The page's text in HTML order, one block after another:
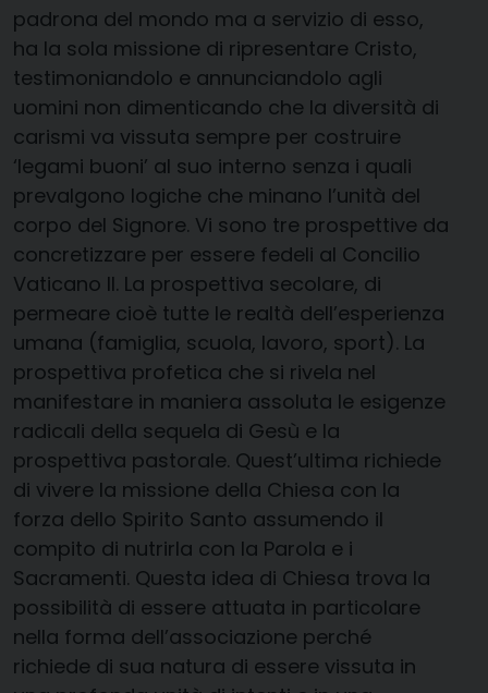
padrona del mondo ma a servizio di esso,
ha la sola missione di ripresentare Cristo,
testimoniandolo e annunciandolo agli
uomini non dimenticando che la diversità di
carismi va vissuta sempre per costruire
‘legami buoni’ al suo interno senza i quali
prevalgono logiche che minano l’unità del
corpo del Signore. Vi sono tre prospettive da
concretizzare per essere fedeli al Concilio
Vaticano II. La prospettiva secolare, di
permeare cioè tutte le realtà dell’esperienza
umana (famiglia, scuola, lavoro, sport). La
prospettiva profetica che si rivela nel
manifestare in maniera assoluta le esigenze
radicali della sequela di Gesù e la
prospettiva pastorale. Quest’ultima richiede
di vivere la missione della Chiesa con la
forza dello Spirito Santo assumendo il
compito di nutrirla con la Parola e i
Sacramenti. Questa idea di Chiesa trova la
possibilità di essere attuata in particolare
nella forma dell’associazione perché
richiede di sua natura di essere vissuta in